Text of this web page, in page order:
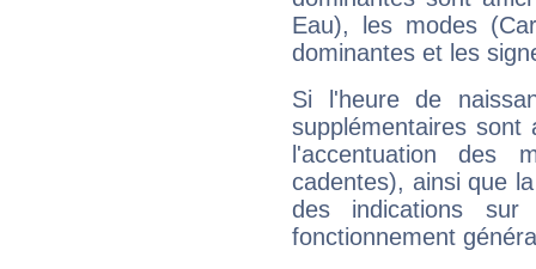
Eau), les modes
dominantes et les
Si l'heure de
supplémentaires sont
l'accentuation des
cadentes), ainsi que
des indications sur
fonctionnement